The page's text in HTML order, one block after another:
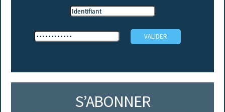
S’ABONNER